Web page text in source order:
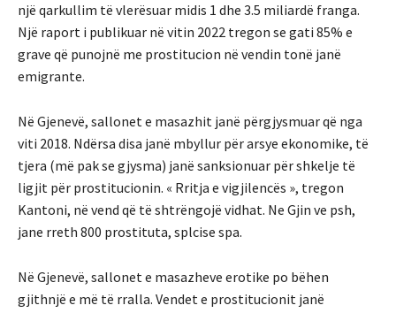
një qarkullim të vlerësuar midis 1 dhe 3.5 miliardë franga.
Një raport i publikuar në vitin 2022 tregon se gati 85% e
grave që punojnë me prostitucion në vendin tonë janë
emigrante.
Në Gjenevë, sallonet e masazhit janë përgjysmuar që nga
viti 2018. Ndërsa disa janë mbyllur për arsye ekonomike, të
tjera (më pak se gjysma) janë sanksionuar për shkelje të
ligjit për prostitucionin. « Rritja e vigjilencës », tregon
Kantoni, në vend që të shtrëngojë vidhat. Ne Gjin ve psh,
jane rreth 800 prostituta, splcise spa.
Në Gjenevë, sallonet e masazheve erotike po bëhen
gjithnjë e më të rralla. Vendet e prostitucionit janë